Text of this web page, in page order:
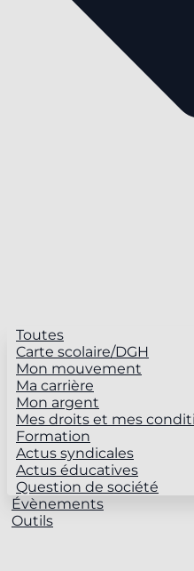
Toutes
Carte scolaire/DGH
Mon mouvement
Ma carrière
Mon argent
Mes droits et mes
Formation
Actus syndicales
Actus éducatives
Question de société
Évènements
Outils